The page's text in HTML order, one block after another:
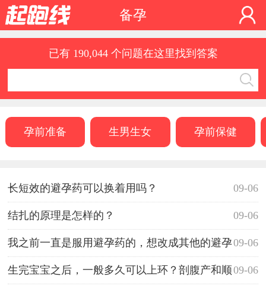
备孕
已有 190,044 个问题在这里找到答案
孕前准备 生男生女 孕前保健
09-06
长短效的避孕药可以换着用吗？
09-06
结扎的原理是怎样的？
09-06
我之前一直是服用避孕药的，想改成其他的避孕
方式，要注意些什么？ 09-06
生完宝宝之后，一般多久可以上环？剖腹产和顺